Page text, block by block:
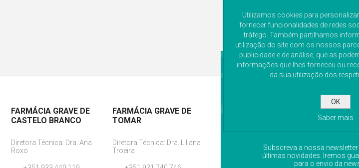
Subscreva a nossa
últimas novidades. Iremos
para o envio da
FARMÁCIA GRAVE DE
CASTELO BRANCO
Diretora Técnica: Dra. Ana
Roxo
FARMÁCIA GRAVE DE
TOMAR
Diretora Técnica: Dra. Liliana
Troeira
Utilizamos cookies para
fornecer funcionalidades de redes
tráfego. Também partilhamos
utilização do site com os nossos
publicidade e de análise, que as
informações que lhes forneceu ou
da sua utilização dos
OK
Saber mais